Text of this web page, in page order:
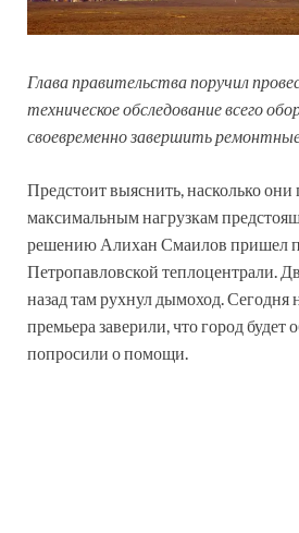
Глава правительства поручил
техническое обследование всего
своевременно завершить
Предстоит выяснить, насколько они
максимальным нагрузкам
решению Алихан Смаилов пришел
Петропавловской теплоцентрали.
назад там рухнул дымоход. Сегодня
премьера заверили, что город будет
попросили о помощи.